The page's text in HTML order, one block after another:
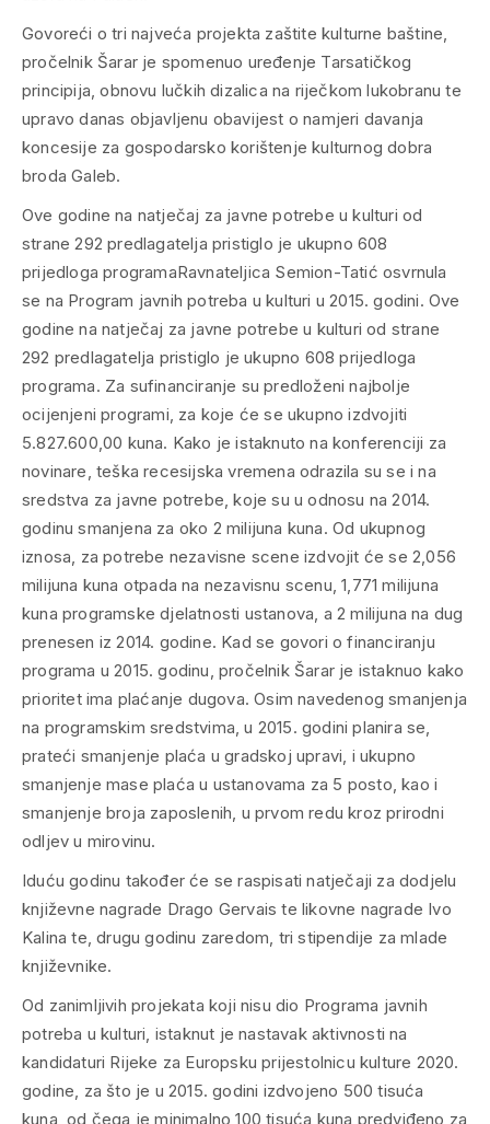
Govoreći o tri najveća projekta zaštite kulturne baštine,
pročelnik Šarar je spomenuo uređenje Tarsatičkog
principija, obnovu lučkih dizalica na riječkom lukobranu te
upravo danas objavljenu obavijest o namjeri davanja
koncesije za gospodarsko korištenje kulturnog dobra
broda Galeb.
Ove godine na natječaj za javne potrebe u kulturi od
strane 292 predlagatelja pristiglo je ukupno 608
prijedloga programaRavnateljica Semion-Tatić osvrnula
se na Program javnih potreba u kulturi u 2015. godini. Ove
godine na natječaj za javne potrebe u kulturi od strane
292 predlagatelja pristiglo je ukupno 608 prijedloga
programa. Za sufinanciranje su predloženi najbolje
ocijenjeni programi, za koje će se ukupno izdvojiti
5.827.600,00 kuna. Kako je istaknuto na konferenciji za
novinare, teška recesijska vremena odrazila su se i na
sredstva za javne potrebe, koje su u odnosu na 2014.
godinu smanjena za oko 2 milijuna kuna. Od ukupnog
iznosa, za potrebe nezavisne scene izdvojit će se 2,056
milijuna kuna otpada na nezavisnu scenu, 1,771 milijuna
kuna programske djelatnosti ustanova, a 2 milijuna na dug
prenesen iz 2014. godine. Kad se govori o financiranju
programa u 2015. godinu, pročelnik Šarar je istaknuo kako
prioritet ima plaćanje dugova. Osim navedenog smanjenja
na programskim sredstvima, u 2015. godini planira se,
prateći smanjenje plaća u gradskoj upravi, i ukupno
smanjenje mase plaća u ustanovama za 5 posto, kao i
smanjenje broja zaposlenih, u prvom redu kroz prirodni
odljev u mirovinu.
Iduću godinu također će se raspisati natječaji za dodjelu
književne nagrade Drago Gervais te likovne nagrade Ivo
Kalina te, drugu godinu zaredom, tri stipendije za mlade
književnike.
Od zanimljivih projekata koji nisu dio Programa javnih
potreba u kulturi, istaknut je nastavak aktivnosti na
kandidaturi Rijeke za Europsku prijestolnicu kulture 2020.
godine, za što je u 2015. godini izdvojeno 500 tisuća
kuna, od čega je minimalno 100 tisuća kuna predviđeno za